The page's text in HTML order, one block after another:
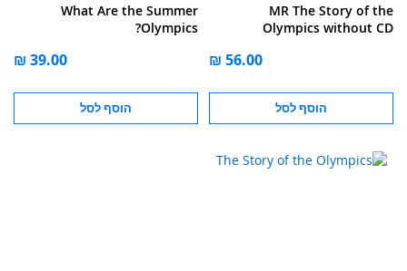
MR The Story of the
Olympics without CD
הוסף לסל
What Are the Summer
Olympics?
הוסף לסל